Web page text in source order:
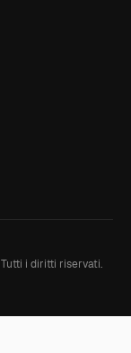
Tutti i diritti riservati.